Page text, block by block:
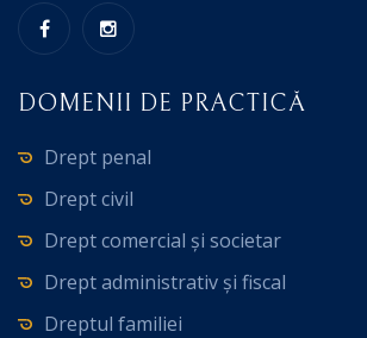
DOMENII DE PRACTICĂ
Drept penal
Drept civil
Drept comercial și societar
Drept administrativ și fiscal
Dreptul familiei